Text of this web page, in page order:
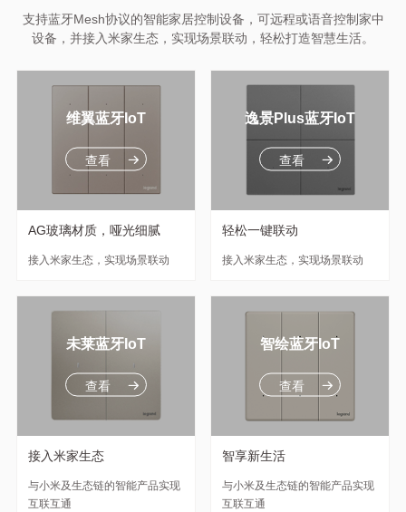
支持蓝牙Mesh协议的智能家居控制设备，可远程或语音控制家中
设备，并接入米家生态，实现场景联动，轻松打造智慧生活。
维翼蓝牙IoT
查看
AG玻璃材质，哑光细腻
接入米家生态，实现场景联动
逸景Plus蓝牙IoT
查看
轻松一键联动
接入米家生态，实现场景联动
未莱蓝牙IoT
查看
接入米家生态
与小米及生态链的智能产品实现
互联互通
智绘蓝牙IoT
查看
智享新生活
与小米及生态链的智能产品实现
互联互通